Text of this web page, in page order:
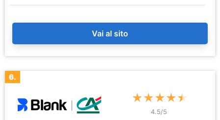
Vai al sito
6.
★★★★★
4.5/5